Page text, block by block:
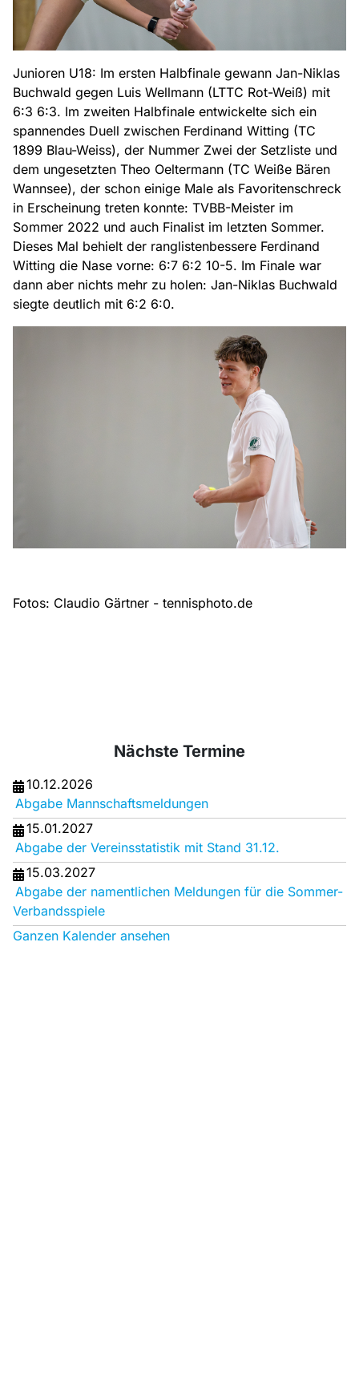
Junioren U18: Im ersten Halbfinale gewann Jan-Niklas
Buchwald gegen Luis Wellmann (LTTC Rot-Weiß) mit
6:3 6:3. Im zweiten Halbfinale entwickelte sich ein
spannendes Duell zwischen Ferdinand Witting (TC
1899 Blau-Weiss), der Nummer Zwei der Setzliste und
dem ungesetzten Theo Oeltermann (TC Weiße Bären
Wannsee), der schon einige Male als Favoritenschreck
in Erscheinung treten konnte: TVBB-Meister im
Sommer 2022 und auch Finalist im letzten Sommer.
Dieses Mal behielt der ranglistenbessere Ferdinand
Witting die Nase vorne: 6:7 6:2 10-5. Im Finale war
dann aber nichts mehr zu holen: Jan-Niklas Buchwald
siegte deutlich mit 6:2 6:0.
Fotos: Claudio Gärtner - tennisphoto.de
Nächste Termine
10.12.2026
Abgabe Mannschaftsmeldungen
15.01.2027
Abgabe der Vereinsstatistik mit Stand 31.12.
15.03.2027
Abgabe der namentlichen Meldungen für die Sommer-
Verbandsspiele
Ganzen Kalender ansehen